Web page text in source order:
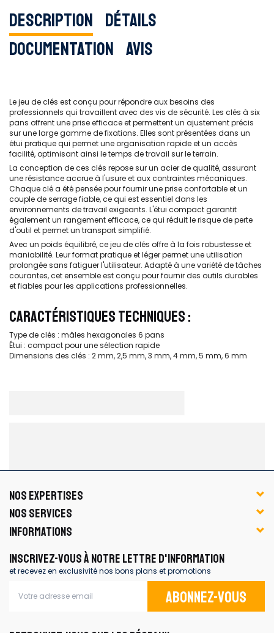
Description Détails
Documentation Avis
Le jeu de clés est conçu pour répondre aux besoins des
professionnels qui travaillent avec des vis de sécurité. Les clés à six
pans offrent une prise efficace et permettent un ajustement précis
sur une large gamme de fixations. Elles sont présentées dans un
étui pratique qui permet une organisation rapide et un accès
facilité, optimisant ainsi le temps de travail sur le terrain.
La conception de ces clés repose sur un acier de qualité, assurant
une résistance accrue à l'usure et aux contraintes mécaniques.
Chaque clé a été pensée pour fournir une prise confortable et un
couple de serrage fiable, ce qui est essentiel dans les
environnements de travail exigeants. L'étui compact garantit
également un rangement efficace, ce qui réduit le risque de perte
d'outil et permet un transport simplifié.
Avec un poids équilibré, ce jeu de clés offre à la fois robustesse et
maniabilité. Leur format pratique et léger permet une utilisation
prolongée sans fatiguer l'utilisateur. Adapté à une variété de tâches
courantes, cet ensemble est conçu pour fournir des outils durables
et fiables pour les applications professionnelles.
CARACTÉRISTIQUES TECHNIQUES :
Type de clés : mâles hexagonales 6 pans
Étui : compact pour une sélection rapide
Dimensions des clés : 2 mm, 2,5 mm, 3 mm, 4 mm, 5 mm, 6 mm
NOS EXPERTISES
NOS SERVICES
INFORMATIONS
INSCRIVEZ-VOUS À NOTRE LETTRE D'INFORMATION
et recevez en exclusivité nos bons plans et promotions
Abonnez-vous